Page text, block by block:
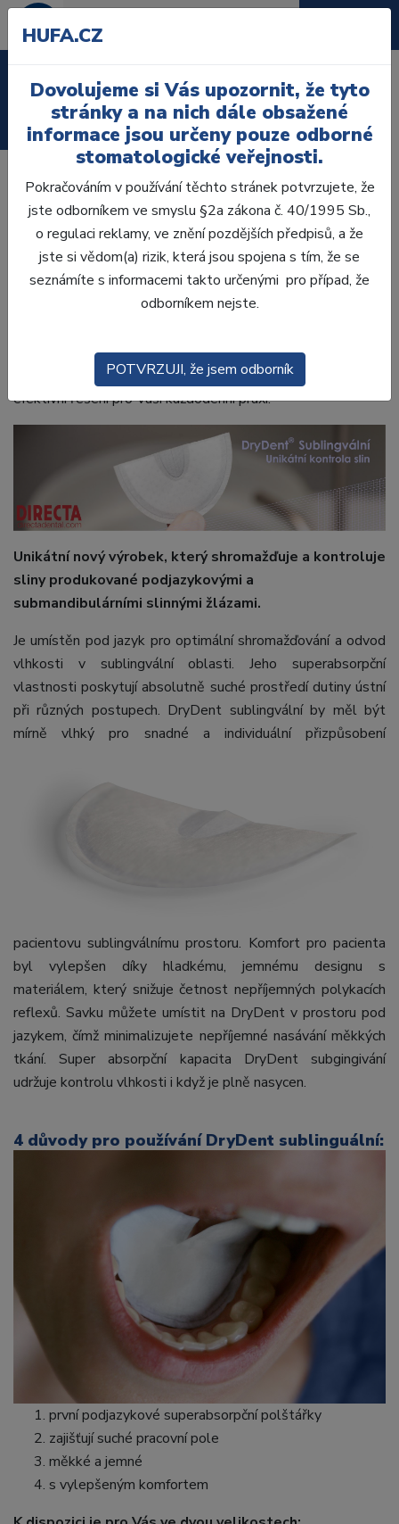
Ordinace
Suché pracovní pole je výzvou pro všechny stomatology v
každodenní praxi. DryDent Sublingvální nabízí řešení pro
sliny a kontrolu vlhkosti pod jazykem. Jedná se první
produkt na trhu, který byl k tomuto účelu speciálně navržen
a řeší tento problém. DryDent Parotid je měkký a příjemný
pro měkké tkáně pacienta, umožňuje kontrolovat vlhkost
schopnosti absorpce slin. DryDent pro zajištění suchého
pracovního pole a kontrolu slin nabízí nové, jednoduché a
efektivní řešení pro Vaši každodenní praxi.
Unikátní nový výrobek, který shromažďuje a kontroluje
sliny produkované podjazykovými a
submandibulárními slinnými žlázami.
Je umístěn pod jazyk pro optimální shromažďování a odvod
vlhkosti v sublingvální oblasti. Jeho superabsorpční
vlastnosti poskytují absolutně suché prostředí dutiny ústní
při různých postupech. DryDent sublingvální by měl být
mírně vlhký pro snadné a individuální přizpůsobení
pacientovu sublingválnímu prostoru. Komfort pro pacienta
byl vylepšen díky hladkému, jemnému designu s
materiálem, který snižuje četnost nepříjemných polykacích
reflexů. Savku můžete umístit na DryDent v prostoru pod
jazykem, čímž minimalizujete nepříjemné nasávání měkkých
tkání. Super absorpční kapacita DryDent subgingivání
udržuje kontrolu vlhkosti i když je plně nasycen.
4 důvody pro používání DryDent sublinguální:
první podjazykové superabsorpční polštářky
zajišťují suché pracovní pole
měkké a jemné
s vylepšeným komfortem
HUFA.CZ
Dovolujeme si Vás upozornit, že tyto
stránky a na nich dále obsažené
informace jsou určeny pouze odborné
stomatologické veřejnosti.
Pokračováním v používání těchto stránek potvrzujete, že
jste odborníkem ve smyslu §2a zákona č. 40/1995 Sb.,
o regulaci reklamy, ve znění pozdějších předpisů, a že
jste si vědom(a) rizik, která jsou spojena s tím, že se
seznámíte s informacemi takto určenými pro případ, že
odborníkem nejste.
POTVRZUJI, že jsem odborník